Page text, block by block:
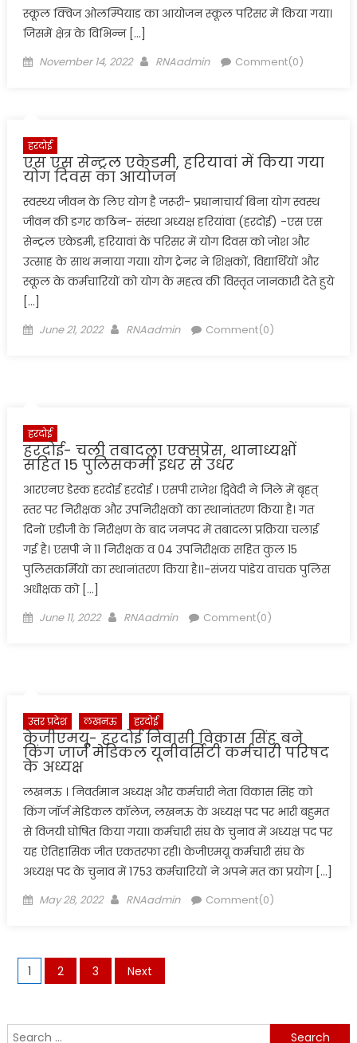
स्कूल क्विज ओलम्पियाड का आयोजन स्कूल परिसर में किया गया।
जिसमें क्षेत्र के विभिन्न […]
Posted
November 14, 2022 Author
RNAadmin Comment(0)
हरदोई
एस एस सेन्ट्रल एकेडमी, हरियावां में किया गया
योग दिवस का आयोजन
स्वस्थ्य जीवन के लिए योग है जरूरी- प्रधानाचार्य बिना योग स्वस्थ
जीवन की डगर कठिन- संस्था अध्यक्ष हरियांवा (हरदोई) -एस एस
सेन्ट्रल एकेडमी, हरियावां के परिसर में योग दिवस को जोश और
उत्साह के साथ मनाया गया। योग ट्रेनर ने शिक्षकों, विद्यार्थियों और
स्कूल के कर्मचारियों को योग के महत्व की विस्तृत जानकारी देते हुये
[…]
Posted
June 21, 2022 Author
RNAadmin Comment(0)
हरदोई
हरदोई- चली तबादला एक्सप्रेस, थानाध्यक्षों
सहित 15 पुलिसकर्मी इधर से उधर
आरएनए डेस्क हरदोई हरदोई । एसपी राजेश द्विवेदी ने जिले में बृहत्
स्तर पर निरीक्षक और उपनिरीक्षकों का स्थानांतरण किया है। गत
दिनों एडीजी के निरीक्षण के बाद जनपद में तबादला प्रक्रिया चलाई
गई है। एसपी ने 11 निरीक्षक व 04 उपनिरीक्षक सहित कुल 15
पुलिसकर्मियों का स्थानांतरण किया है।१-संजय पांडेय वाचक पुलिस
अधीक्षक को […]
Posted
June 11, 2022 Author
RNAadmin Comment(0)
उत्तर प्रदेश लखनऊ हरदोई
केजीएमयू- हरदोई निवासी विकास सिंह बने
किंग जार्ज मेडिकल यूनीवर्सिटी कर्मचारी परिषद
के अध्यक्ष
लखनऊ । निवर्तमान अध्यक्ष और कर्मचारी नेता विकास सिंह को
किंग जॉर्ज मेडिकल कॉलेज, लखनऊ के अध्यक्ष पद पर भारी बहुमत
से विजयी घोषित किया गया। कर्मचारी संघ के चुनाव में अध्यक्ष पद पर
यह ऐतिहासिक जीत एकतरफा रही। केजीएमयू कर्मचारी संघ के
अध्यक्ष पद के चुनाव में 1753 कर्मचारियों ने अपने मत का प्रयोग […]
Posted
May 28, 2022 Author
RNAadmin Comment(0)
Posts
pagination
1 2 3 Next
Search